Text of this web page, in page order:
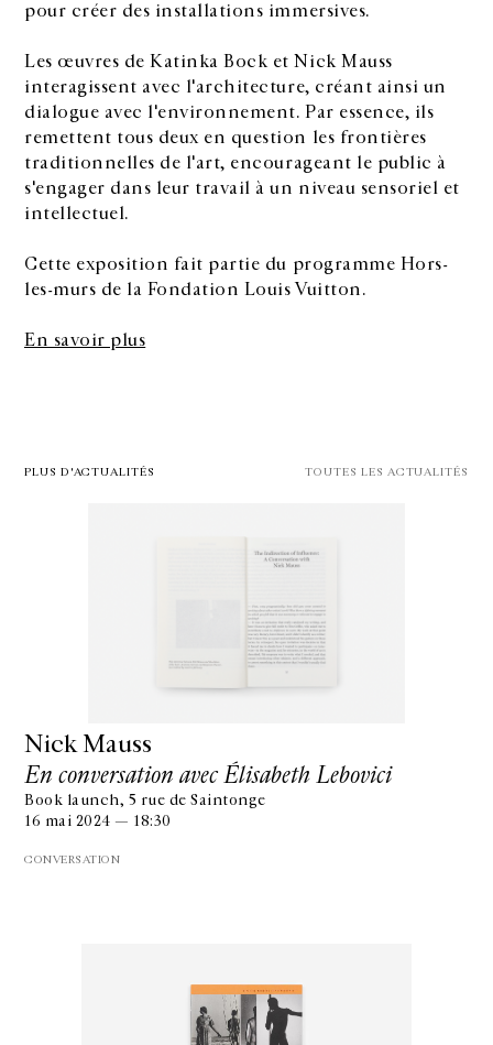
pour créer des installations immersives.
Les œuvres de Katinka Bock et Nick Mauss
interagissent avec l'architecture, créant ainsi un
dialogue avec l'environnement. Par essence, ils
remettent tous deux en question les frontières
traditionnelles de l'art, encourageant le public à
s'engager dans leur travail à un niveau sensoriel et
intellectuel.
Cette exposition fait partie du programme Hors-
les-murs de la Fondation Louis Vuitton.
En savoir plus
PLUS D'ACTUALITÉS TOUTES LES ACTUALITÉS
Nick Mauss
En conversation avec Élisabeth Lebovici
Book launch, 5 rue de Saintonge
16 mai 2024 — 18:30
CONVERSATION